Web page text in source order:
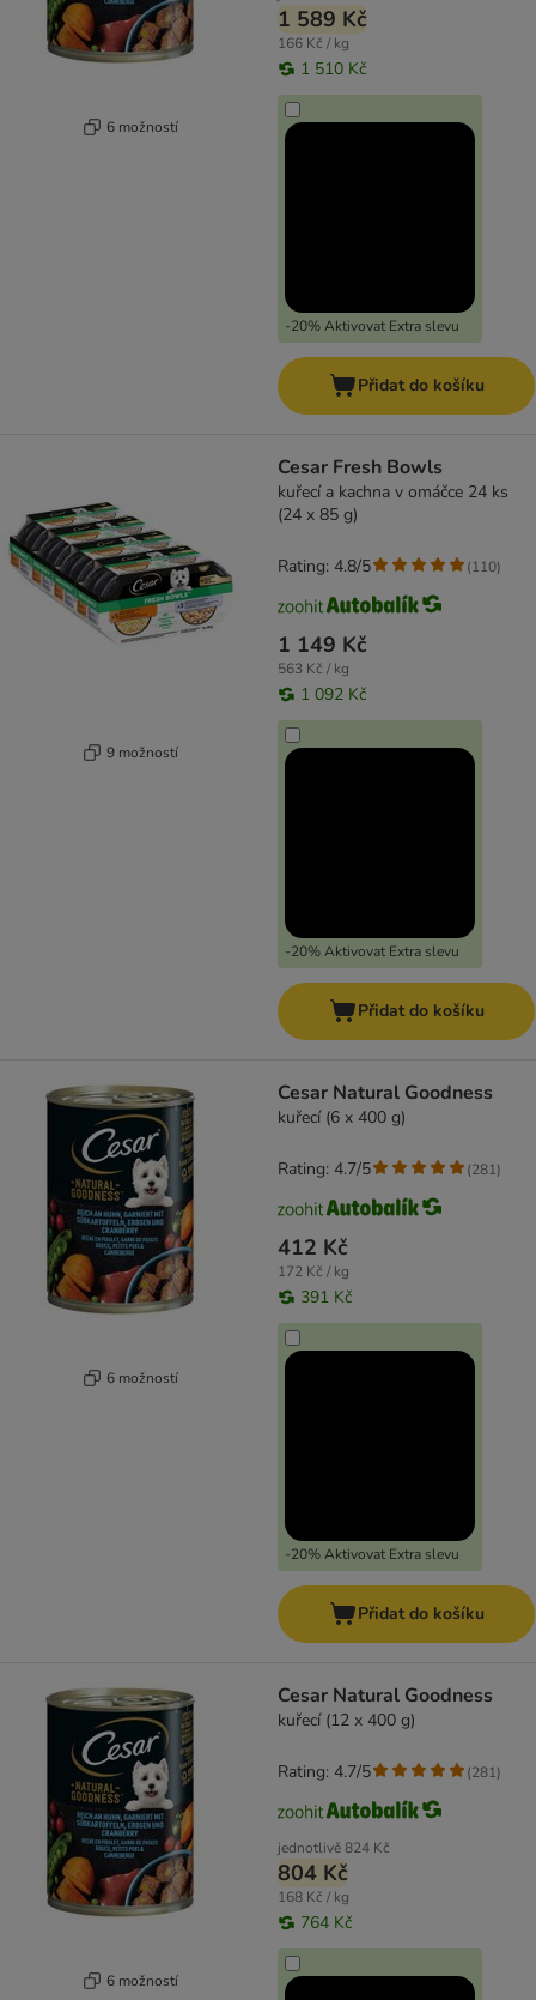
6 možností
1 589 Kč
166 Kč / kg
1 510 Kč
-20% Aktivovat Extra slevu
Přidat do košíku
9 možností
Cesar Fresh Bowls
kuřecí a kachna v omáčce 24 ks
(24 x 85 g)
1 149 Kč
563 Kč / kg
1 092 Kč
-20% Aktivovat Extra slevu
Rating: 4.8/5 (110)
Přidat do košíku
6 možností
Cesar Natural Goodness
kuřecí (6 x 400 g)
412 Kč
172 Kč / kg
391 Kč
-20% Aktivovat Extra slevu
Rating: 4.7/5 (281)
Přidat do košíku
6 možností
Cesar Natural Goodness
kuřecí (12 x 400 g)
jednotlivě824 Kč
804 Kč
168 Kč / kg
764 Kč
Rating: 4.7/5 (281)